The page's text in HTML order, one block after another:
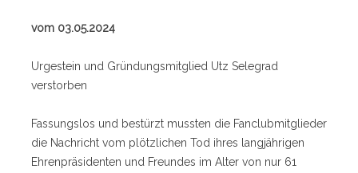
vom 03.05.2024
Urgestein und Gründungsmitglied Utz Selegrad
verstorben
Fassungslos und bestürzt mussten die Fanclubmitglieder
die Nachricht vom plötzlichen Tod ihres langjährigen
Ehrenpräsidenten und Freundes im Alter von nur 61